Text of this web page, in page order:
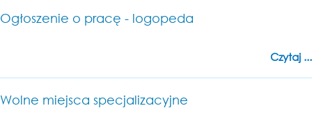
Ogłoszenie o pracę - logopeda
Czytaj ...
Wolne miejsca specjalizacyjne